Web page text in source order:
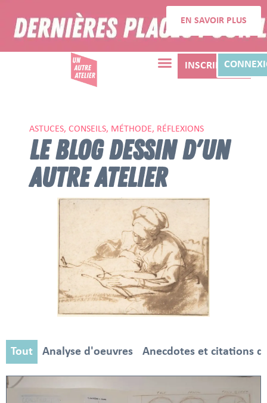
EN SAVOIR PLUS
INSCRIPTION
ASTUCES, CONSEILS, MÉTHODE, RÉFLEXIONS
LE BLOG DESSIN D'UN
AUTRE ATELIER
Analyse d'oeuvres Anecdotes et citations
Tout